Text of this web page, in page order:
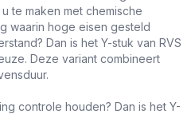
te maken met chemische
waarin hoge eisen gesteld
Dan is het Y-stuk van RVS
Deze variant combineert
controle houden? Dan is het Y-